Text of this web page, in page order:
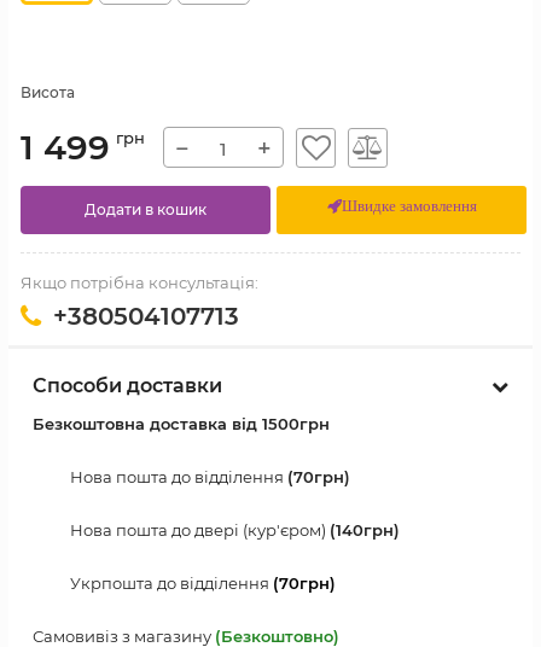
Висота
1 499 грн − +
Додати в кошик Швидке замовлення
Якщо потрібна консультація:
+380504107713
Способи доставки
Безкоштовна доставка від 1500грн
Нова пошта до відділення (70грн)
Нова пошта до двері (кур'єром) (140грн)
Укрпошта до відділення (70грн)
Самовивіз з магазину (Безкоштовно)